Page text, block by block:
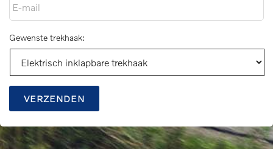
Gewenste trekhaak:
VERZENDEN